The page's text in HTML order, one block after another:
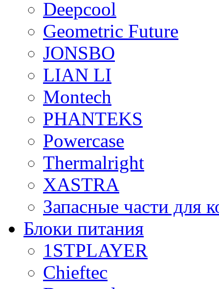
Deepcool
Geometric Future
JONSBO
LIAN LI
Montech
PHANTEKS
Powercase
Thermalright
XASTRA
Запасные части для
Блоки питания
1STPLAYER
Chieftec